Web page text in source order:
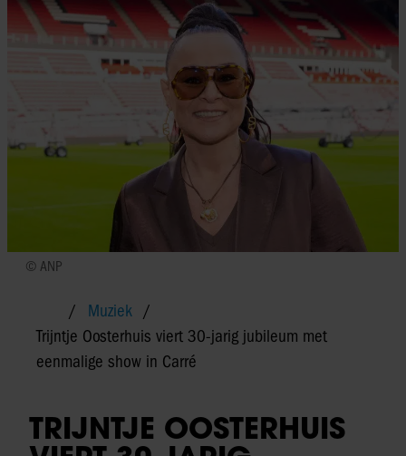
© ANP
Muziek
Trijntje Oosterhuis viert 30-jarig jubileum met
eenmalige show in Carré
TRIJNTJE OOSTERHUIS